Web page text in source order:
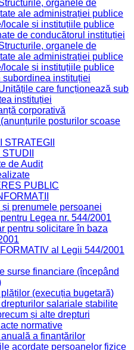
organele de
ale administrației publice
locale și instituțiile publice
de conducătorul instituției
organele de
ale administrației publice
locale și instituțiile publice
subordinea instituției
care funcționează sub
instituției
corporativă
posturilor scoase
de Audit
PUBLIC
și prenumele persoanei
Legea nr. 544/2001
pentru solicitare în baza
al Legii 544/2001
surse financiare (începând
(execuția bugetară)
salariale stabilite
și alte drepturi
normative
a finanțărilor
acordate persoanelor fizice